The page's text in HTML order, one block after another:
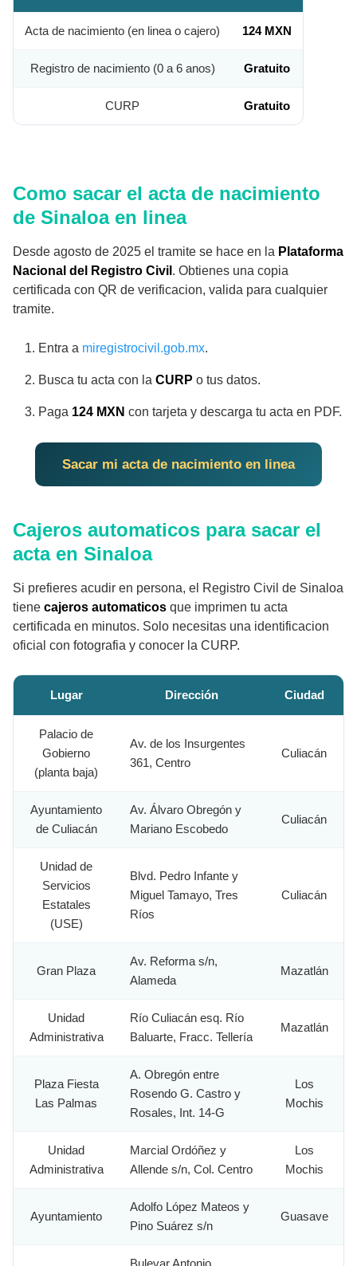
Acta de nacimiento (en linea o cajero) 124 MXN
Registro de nacimiento (0 a 6 anos) Gratuito
CURP Gratuito
Como sacar el acta de nacimiento
de Sinaloa en linea
Desde agosto de 2025 el tramite se hace en la Plataforma
Nacional del Registro Civil . Obtienes una copia
certificada con QR de verificacion, valida para cualquier
tramite.
Entra a miregistrocivil.gob.mx.
Busca tu acta con la CURP o tus datos.
Paga 124 MXN con tarjeta y descarga tu acta en PDF.
Sacar mi acta de nacimiento en linea
Cajeros automaticos para sacar el
acta en Sinaloa
Si prefieres acudir en persona, el Registro Civil de Sinaloa
tiene cajeros automaticos que imprimen tu acta
certificada en minutos. Solo necesitas una identificacion
oficial con fotografia y conocer la CURP.
Lugar Dirección Ciudad
Palacio de
Gobierno
(planta baja)
Av. de los Insurgentes
361, Centro
Culiacán
Ayuntamiento
de Culiacán
Av. Álvaro Obregón y
Mariano Escobedo
Culiacán
Unidad de
Servicios
Estatales
(USE)
Blvd. Pedro Infante y
Miguel Tamayo, Tres
Ríos
Culiacán
Gran Plaza
Av. Reforma s/n,
Alameda
Mazatlán
Unidad
Administrativa
Río Culiacán esq. Río
Baluarte, Fracc. Tellería
Mazatlán
Plaza Fiesta
Las Palmas
A. Obregón entre
Rosendo G. Castro y
Rosales, Int. 14-G
Los
Mochis
Unidad
Administrativa
Marcial Ordóñez y
Allende s/n, Col. Centro
Los
Mochis
Ayuntamiento
Adolfo López Mateos y
Pino Suárez s/n
Guasave